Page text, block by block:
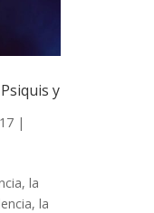
y
|
la
la